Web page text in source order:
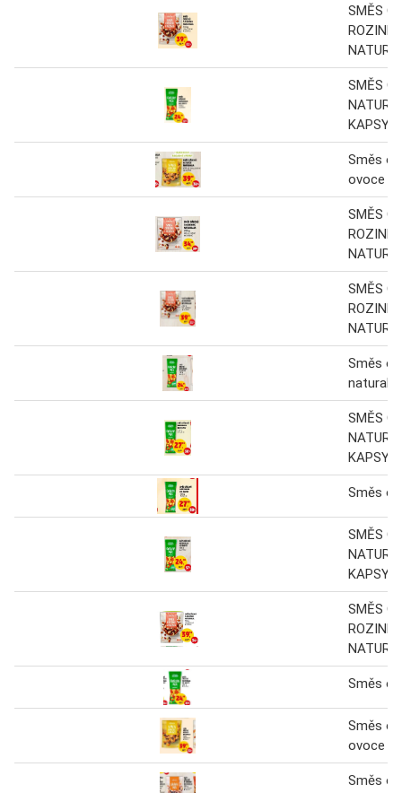
SMĚS
ROZINEK
SMĚS
KAPSY
Směs
ovoce
SMĚS
ROZINEK
SMĚS
ROZINEK
Směs
SMĚS
KAPSY
Směs
SMĚS
KAPSY
SMĚS
ROZINEK
Směs
Směs
ovoce
Směs